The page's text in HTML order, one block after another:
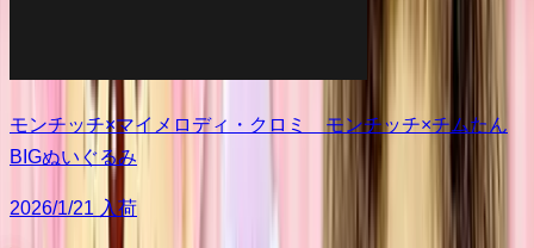
モンチッチ×マイメロディ・クロミ モンチッチ×チムたん
BIGぬいぐるみ
2026/1/21 入荷